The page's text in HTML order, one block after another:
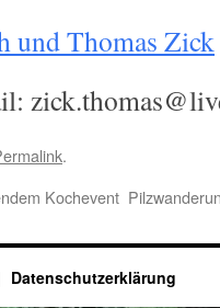
und Thomas Zick
.
Kochevent
Datenschutzerklärung